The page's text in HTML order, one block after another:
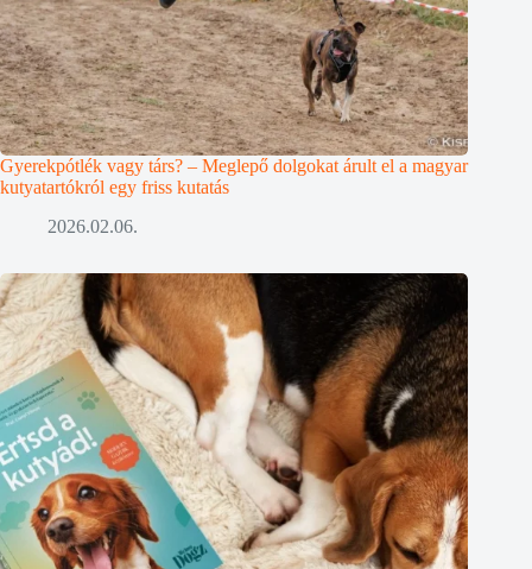
Gyerekpótlék vagy társ? – Meglepő dolgokat árult el a magyar
kutyatartókról egy friss kutatás
2026.02.06.